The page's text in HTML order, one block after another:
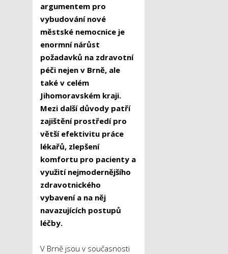
argumentem pro
vybudování nové
městské nemocnice je
enormní nárůst
požadavků na zdravotní
péči nejen v Brně, ale
také v celém
Jihomoravském kraji.
Mezi další důvody patří
zajištění prostředí pro
větší efektivitu práce
lékařů, zlepšení
komfortu pro pacienty a
využití nejmodernějšího
zdravotnického
vybavení a na něj
navazujících postupů
léčby.
V Brně jsou v současnosti